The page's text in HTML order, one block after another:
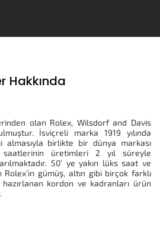
Hakkında
olan Rolex, Wilsdorf and Davis
İsviçreli marka 1919 yılında
almasıyla birlikte bir dünya markası
üretimleri 2 yıl süreyle
50’ ye yakın lüks saat ve
gümüş, altın gibi birçok farklı
kordon ve kadranları ürün